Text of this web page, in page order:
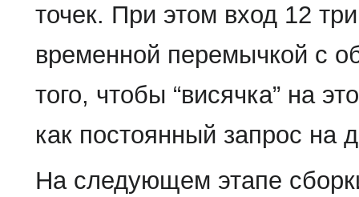
точек. При этом вход 12
временной перемычкой с
того, чтобы “висячка” на
как постоянный запрос на
На следующем этапе